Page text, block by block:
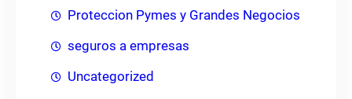
Proteccion Pymes y Grandes Negocios
seguros a empresas
Uncategorized